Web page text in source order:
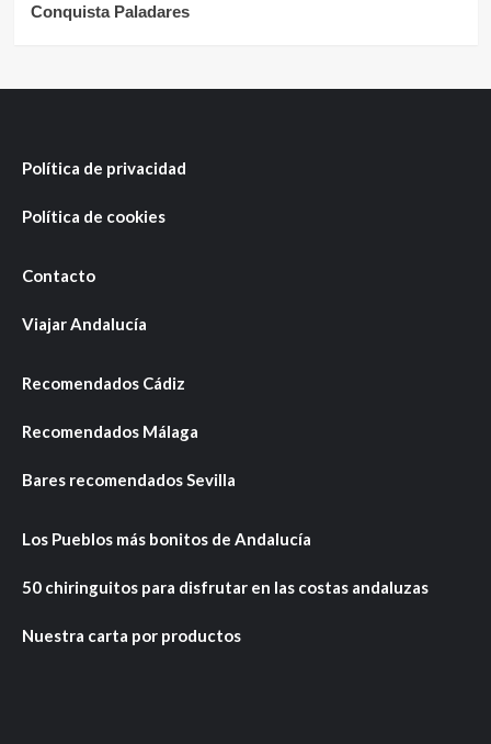
Conquista Paladares
Política de privacidad
Política de cookies
Contacto
Viajar Andalucía
Recomendados Cádiz
Recomendados Málaga
Bares recomendados Sevilla
Los Pueblos más bonitos de Andalucía
50 chiringuitos para disfrutar en las costas andaluzas
Nuestra carta por productos